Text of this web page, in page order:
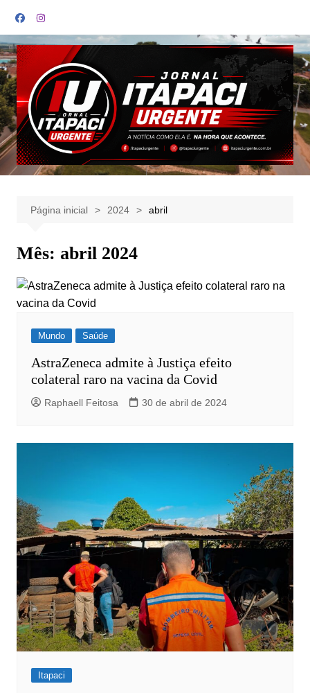
para
o
conteúdo
Página inicial 2024 abril
Mês: abril 2024
Mundo Saúde
AstraZeneca admite à Justiça efeito
colateral raro na vacina da Covid
Raphaell Feitosa 30 de abril de 2024
Itapaci